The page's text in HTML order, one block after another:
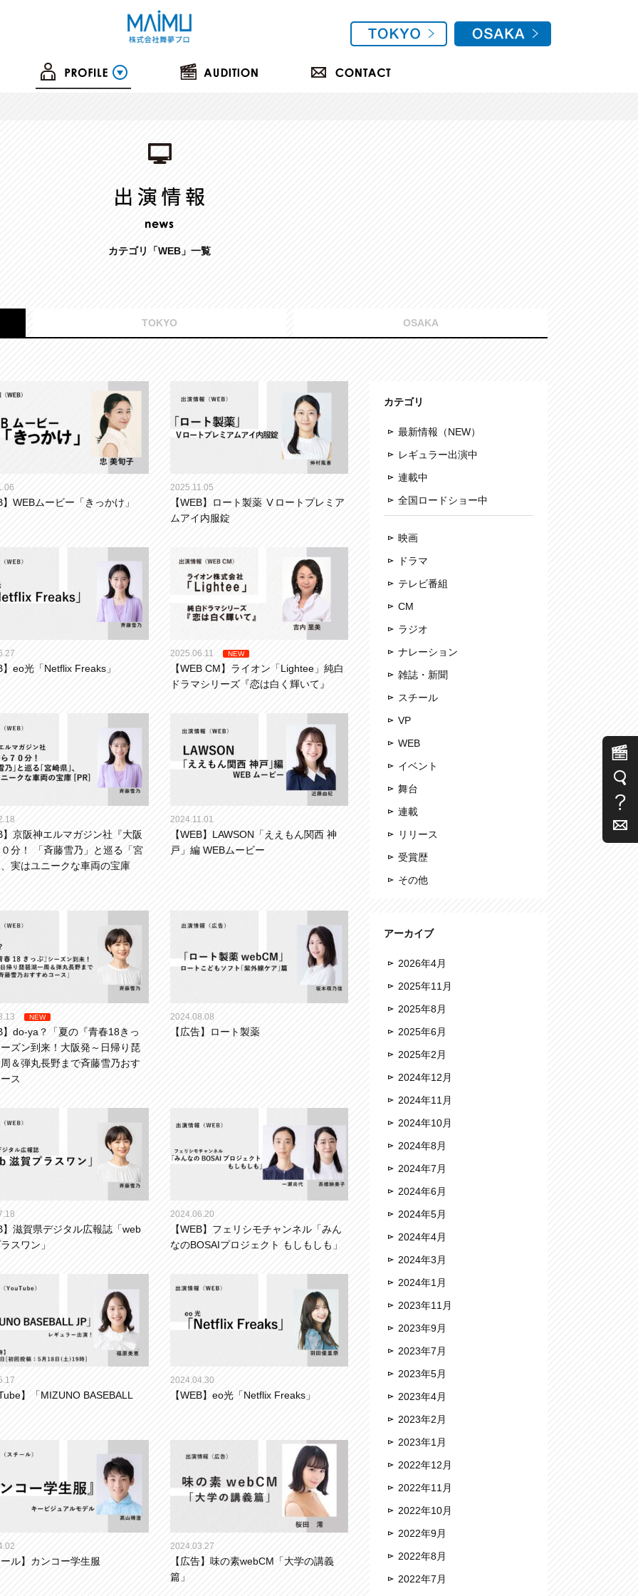
カテゴリ「WEB 」一覧
TOKYO OSAKA
WEBムービー「きっかけ」
2025.11.05
【WEB】ロート製薬 Ⅴロートプレミア
ムアイ内服錠
eo光「Netflix Freaks」
2025.06.11 NEW
【WEB CM】ライオン「Lightee」純白
ドラマシリーズ『恋は白く輝いて』
】京阪神エルマガジン社『大阪
分！ 「斉藤雪乃」と巡る「宮
実はユニークな車両の宝庫
2024.11.01
【WEB】LAWSON「ええもん関西 神
戸」編 WEBムービー
NEW
】do-ya？「夏の『青春18きっ
ズン到来！大阪発～日帰り琵
＆弾丸長野まで斉藤雪乃おす
ス
2024.08.08
【広告】ロート製薬
】滋賀県デジタル広報誌「web
スワン」
2024.06.20
【WEB】フェリシモチャンネル「みん
なのBOSAIプロジェクト もしもしも」
】「MIZUNO BASEBALL
2024.04.30
【WEB】eo光「Netflix Freaks」
ル】カンコー学生服
2024.03.27
【広告】味の素webCM「大学の講義
篇」
カテゴリ
最新情報（NEW）
レギュラー出演中
連載中
全国ロードショー中
映画
ドラマ
テレビ番組
CM
ラジオ
ナレーション
雑誌・新聞
スチール
VP
WEB
イベント
舞台
連載
リリース
受賞歴
その他
アーカイブ
2026年4月
2025年11月
2025年8月
2025年6月
2025年2月
2024年12月
2024年11月
2024年10月
2024年8月
2024年7月
2024年6月
2024年5月
2024年4月
2024年3月
2024年1月
2023年11月
2023年9月
2023年7月
2023年5月
2023年4月
2023年2月
2023年1月
2022年12月
2022年11月
2022年10月
2022年9月
2022年8月
2022年7月